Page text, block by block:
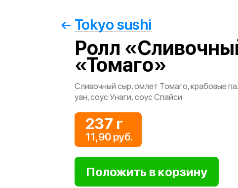
Tokyo sushi
Ролл
«Томаго»
Сливочный сыр, омлет Томаго, крабовые
уан, соус Унаги, соус Спайси
237 г
11,90 руб.